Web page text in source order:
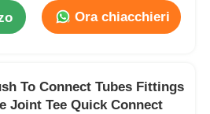
Ora chiacchieri
To Connect Tubes Fittings
Joint Tee Quick Connect